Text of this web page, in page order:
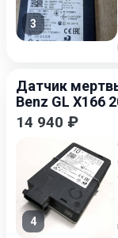
3
Датчик
Benz GL X166
14 940 ₽
4